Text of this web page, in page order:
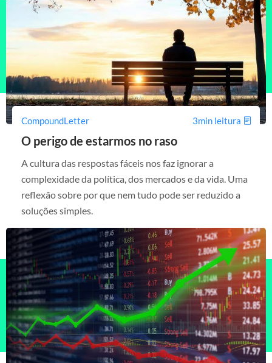
CompoundLetter 3min leitura
O perigo de estarmos no raso
A cultura das respostas fáceis nos faz ignorar a
complexidade da política, dos mercados e da vida. Uma
reflexão sobre por que nem tudo pode ser reduzido a
soluções simples.